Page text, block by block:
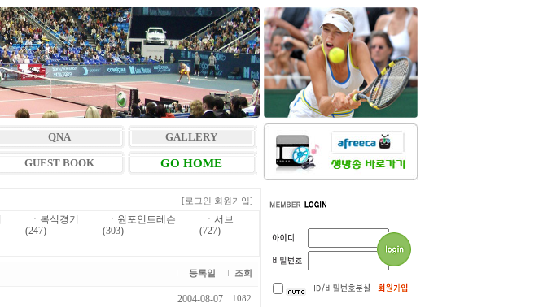
QNA GALLERY
GUEST BOOK GO HOME
[로그인 회원가입]
ㆍ 복식경기
(247)
ㆍ 원포인트레슨
(303)
ㆍ 서브
(727)
등록일 조회
2004-08-07 1082